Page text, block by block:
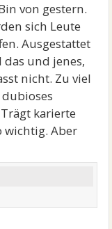
von gestern.
sich Leute
Ausgestattet
und jenes,
nicht. Zu viel
karierte
wichtig. Aber